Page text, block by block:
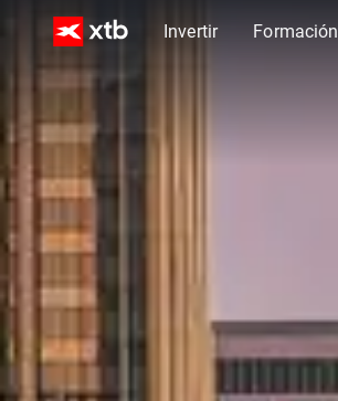
Invertir Formación